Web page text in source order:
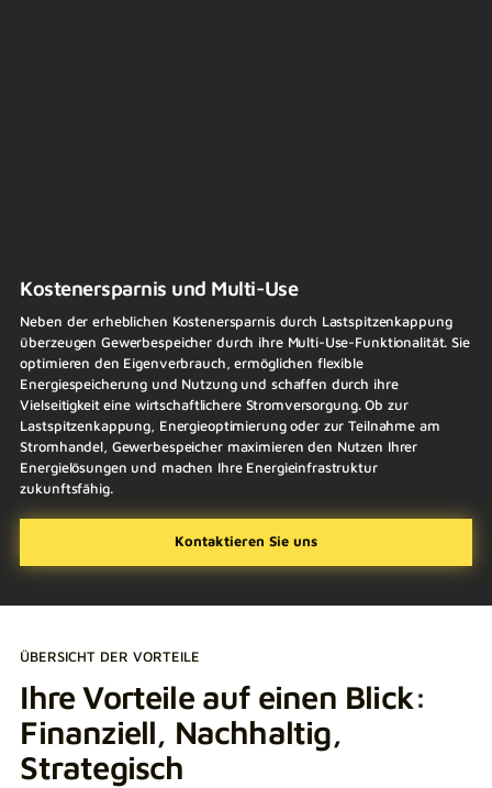
Kostenersparnis und Multi-Use
Neben der erheblichen Kostenersparnis durch Lastspitzenkappung
überzeugen Gewerbespeicher durch ihre Multi-Use-Funktionalität. Sie
optimieren den Eigenverbrauch, ermöglichen flexible
Energiespeicherung und Nutzung und schaffen durch ihre
Vielseitigkeit eine wirtschaftlichere Stromversorgung. Ob zur
Lastspitzenkappung, Energieoptimierung oder zur Teilnahme am
Stromhandel, Gewerbespeicher maximieren den Nutzen Ihrer
Energielösungen und machen Ihre Energieinfrastruktur
zukunftsfähig.
Kontaktieren Sie uns
ÜBERSICHT DER VORTEILE
Ihre Vorteile auf einen Blick:
Finanziell, Nachhaltig,
Strategisch